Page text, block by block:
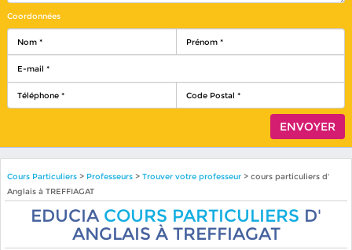
Coordonnées
Cours Particuliers> Professeurs > Trouver votre professeur> cours particuliers d'
Anglais à TREFFIAGAT
EDUCIA COURS PARTICULIERS D'
ANGLAIS À TREFFIAGAT